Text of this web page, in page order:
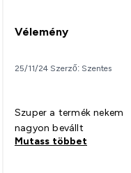
Vélemény
25/11/24 Szerző: Szentes
Szuper a termék nekem
nagyon bevállt
Mutass többet